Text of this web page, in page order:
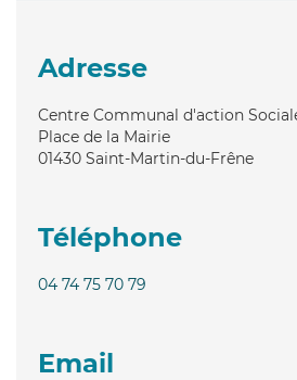
Adresse
Centre Communal d'action
Place de la Mairie
01430 Saint-Martin-du-Frêne
Téléphone
04 74 75 70 79
Email